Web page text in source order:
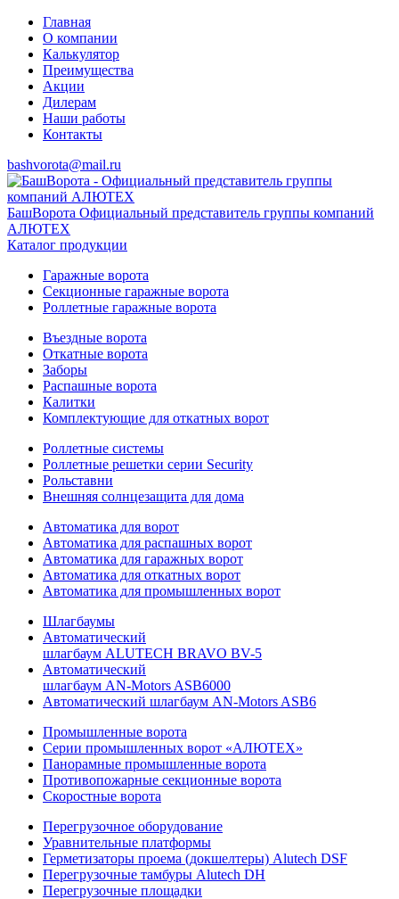
Главная
О компании
Калькулятор
Преимущества
Акции
Дилерам
Наши работы
Контакты
bashvorota@mail.ru
БашВорота Официальный представитель группы компаний
АЛЮТЕХ
Каталог продукции
Гаражные ворота
Секционные гаражные ворота
Роллетные гаражные ворота
Въездные ворота
Откатные ворота
Заборы
Распашные ворота
Калитки
Комплектующие для откатных ворот
Роллетные системы
Роллетные решетки серии Security
Рольставни
Внешняя солнцезащита для дома
Автоматика для ворот
Автоматика для распашных ворот
Автоматика для гаражных ворот
Автоматика для откатных ворот
Автоматика для промышленных ворот
Шлагбаумы
Автоматический
шлагбаум ALUTECH BRAVO BV-5
Автоматический
шлагбаум AN-Motors ASB6000
Автоматический шлагбаум AN-Motors ASB6
Промышленные ворота
Серии промышленных ворот «АЛЮТЕХ»
Панорамные промышленные ворота
Противопожарные секционные ворота
Скоростные ворота
Перегрузочное оборудование
Уравнительные платформы
Герметизаторы проема (докшелтеры) Alutech DSF
Перегрузочные тамбуры Alutech DH
Перегрузочные площадки